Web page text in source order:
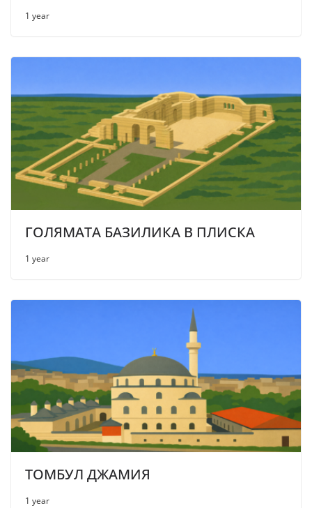
1 year
ГОЛЯМАТА БАЗИЛИКА В ПЛИСКА
1 year
ТОМБУЛ ДЖАМИЯ
1 year